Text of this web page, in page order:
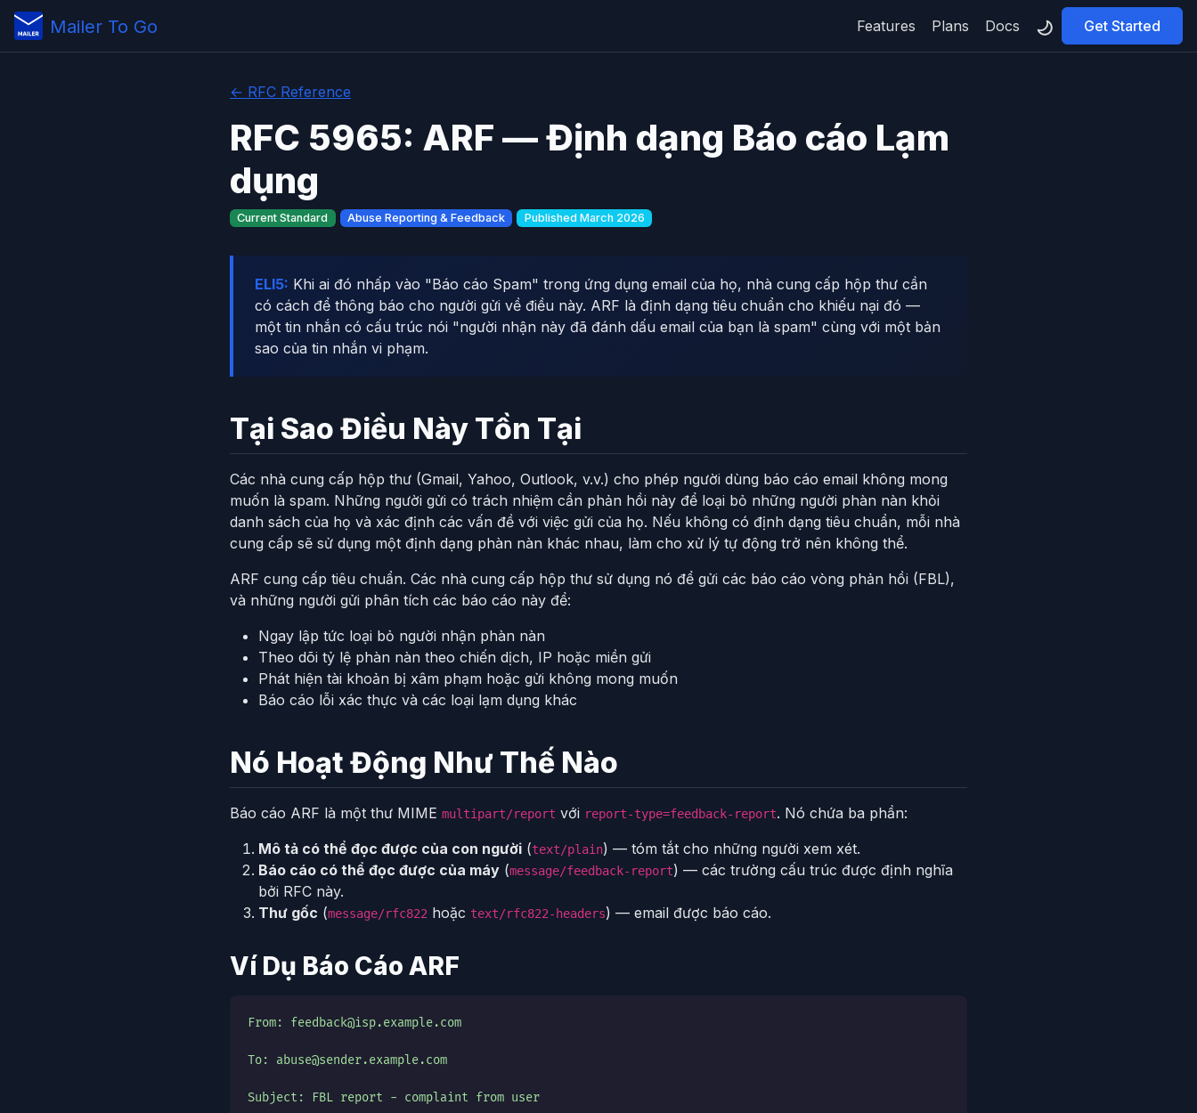
Mailer To Go Features Plans Docs Get Started
← RFC Reference
RFC 5965: ARF — Định dạng Báo cáo Lạm
dụng
Current Standard Abuse Reporting & Feedback Published March 2026
ELI5: Khi ai đó nhấp vào "Báo cáo Spam" trong ứng dụng email của họ, nhà cung cấp hộp thư cần
có cách để thông báo cho người gửi về điều này. ARF là định dạng tiêu chuẩn cho khiếu nại đó —
một tin nhắn có cấu trúc nói "người nhận này đã đánh dấu email của bạn là spam" cùng với một bản
sao của tin nhắn vi phạm.
Tại Sao Điều Này Tồn Tại
Các nhà cung cấp hộp thư (Gmail, Yahoo, Outlook, v.v.) cho phép người dùng báo cáo email không mong
muốn là spam. Những người gửi có trách nhiệm cần phản hồi này để loại bỏ những người phàn nàn khỏi
danh sách của họ và xác định các vấn đề với việc gửi của họ. Nếu không có định dạng tiêu chuẩn, mỗi nhà
cung cấp sẽ sử dụng một định dạng phàn nàn khác nhau, làm cho xử lý tự động trở nên không thể.
ARF cung cấp tiêu chuẩn. Các nhà cung cấp hộp thư sử dụng nó để gửi các báo cáo vòng phản hồi (FBL),
và những người gửi phân tích các báo cáo này để:
Ngay lập tức loại bỏ người nhận phàn nàn
Theo dõi tỷ lệ phàn nàn theo chiến dịch, IP hoặc miền gửi
Phát hiện tài khoản bị xâm phạm hoặc gửi không mong muốn
Báo cáo lỗi xác thực và các loại lạm dụng khác
Nó Hoạt Động Như Thế Nào
Báo cáo ARF là một thư MIME multipart/report với report-type=feedback-report. Nó chứa ba phần:
Mô tả có thể đọc được của con người (text/plain) — tóm tắt cho những người xem xét.
Báo cáo có thể đọc được của máy (message/feedback-report) — các trường cấu trúc được định nghĩa
bởi RFC này.
Thư gốc (message/rfc822 hoặc text/rfc822-headers) — email được báo cáo.
Ví Dụ Báo Cáo ARF
From: feedback@isp.example.com
To: abuse@sender.example.com
Subject: FBL report - complaint from user